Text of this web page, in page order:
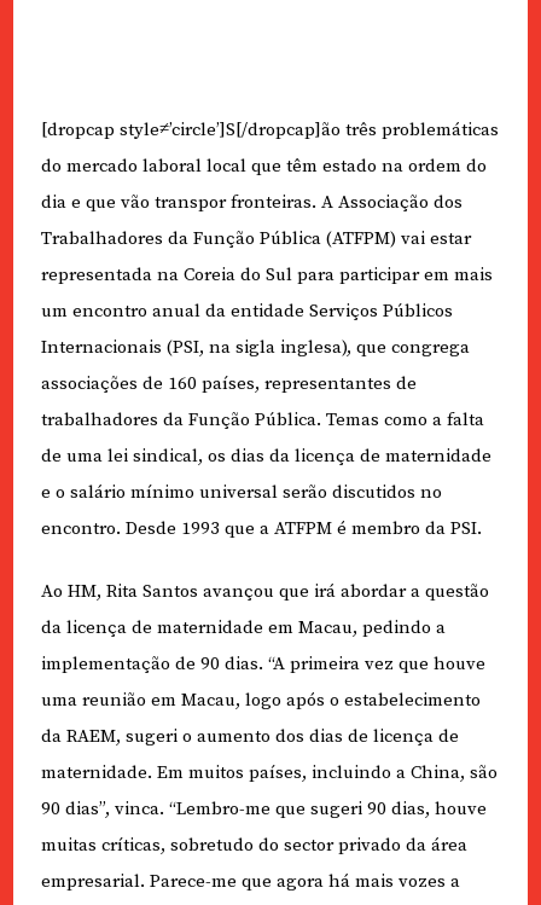
[dropcap style≠’circle’]S[/dropcap]ão três problemáticas
do mercado laboral local que têm estado na ordem do
dia e que vão transpor fronteiras. A Associação dos
Trabalhadores da Função Pública (ATFPM) vai estar
representada na Coreia do Sul para participar em mais
um encontro anual da entidade Serviços Públicos
Internacionais (PSI, na sigla inglesa), que congrega
associações de 160 países, representantes de
trabalhadores da Função Pública. Temas como a falta
de uma lei sindical, os dias da licença de maternidade
e o salário mínimo universal serão discutidos no
encontro. Desde 1993 que a ATFPM é membro da PSI.
Ao HM, Rita Santos avançou que irá abordar a questão
da licença de maternidade em Macau, pedindo a
implementação de 90 dias. “A primeira vez que houve
uma reunião em Macau, logo após o estabelecimento
da RAEM, sugeri o aumento dos dias de licença de
maternidade. Em muitos países, incluindo a China, são
90 dias”, vinca. “Lembro-me que sugeri 90 dias, houve
muitas críticas, sobretudo do sector privado da área
empresarial. Parece-me que agora há mais vozes a